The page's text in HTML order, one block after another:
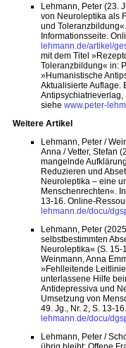
Lehmann, Peter (23.
von Neuroleptika als
und
Informationsseite.
lehmann.de/artikel/
mit dem Titel
Toleranzbildung« in:
»Humanistische
Aktualisierte Auflage.
Antipsychiatrieverlag,
siehe www.peter-
Weitere Artikel
Lehmann, Peter /
Anna / Vetter, Stefan
mangelnde
Reduzieren und
Neuroleptika – eine
Menschenrechten«.
13-16. Online-
lehmann.de/docu/
Lehmann, Peter
selbstbestimmten
Neuroleptika« (S. 15-
Weinmann, Anna
»Fehlleitende
unterlassene Hilfe
Antidepressiva und
Umsetzung von
49. Jg., Nr. 2, S. 13-
lehmann.de/docu/
Lehmann, Peter /